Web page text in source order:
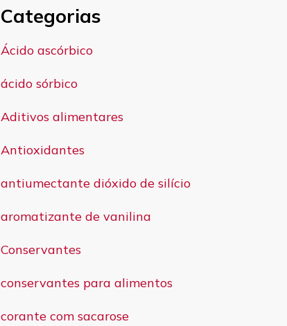
Categorias
Ácido ascórbico
ácido sórbico
Aditivos alimentares
Antioxidantes
antiumectante dióxido de silício
aromatizante de vanilina
Conservantes
conservantes para alimentos
corante com sacarose